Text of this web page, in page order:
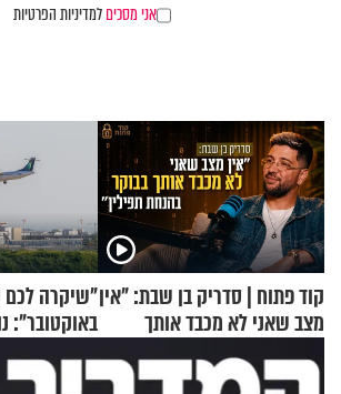
אני מסכיםלמדיניות הפרטיות
קוד פתוח | סדריק בן שבת: "אין
מצב שאני לא מכבד אותך
בבוקר בהנחת תפילין"
באוקטובר":
לאחר שתקפו